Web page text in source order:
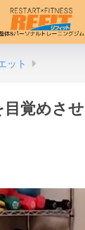
ット
覚めさ